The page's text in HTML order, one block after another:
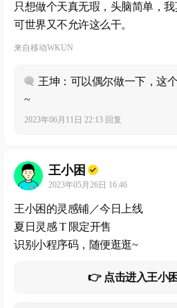
只想做个天真无瑕，头脑简单，我
可世界又不允许这么干。
来自移动WKUN
王坤：可以偶尔做一下，这
~
2023年06月11日 22:13 回复
王小困
2023年05月26日 16:46
王小困的灵感铺／今日上线
夏日灵感 T 限定开售
识别小程序码，随便逛逛~
👉 点击进入王小